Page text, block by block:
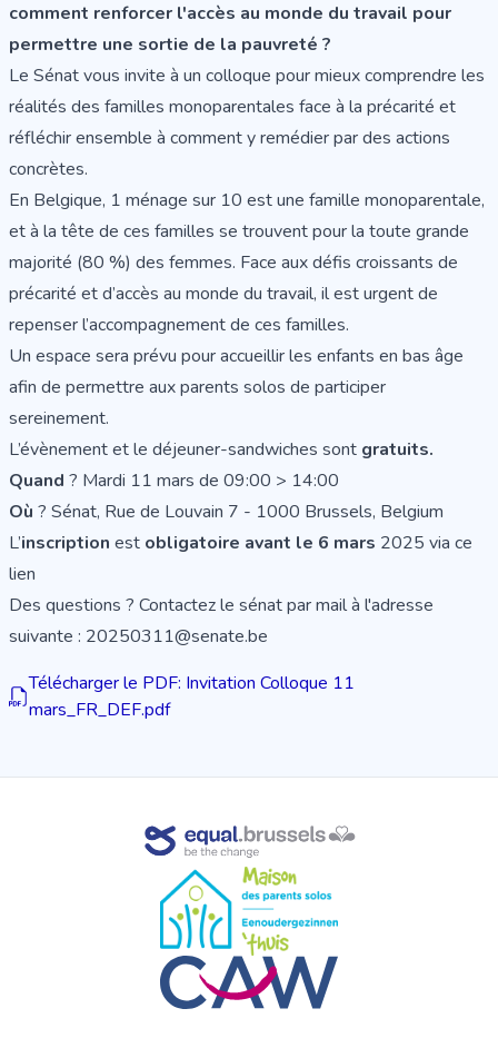
comment renforcer l'accès au monde du travail pour
permettre une sortie de la pauvreté ?
Le Sénat vous invite à un colloque pour mieux comprendre les
réalités des familles monoparentales face à la précarité et
réfléchir ensemble à comment y remédier par des actions
concrètes.
En Belgique, 1 ménage sur 10 est une famille monoparentale,
et à la tête de ces familles se trouvent pour la toute grande
majorité (80 %) des femmes. Face aux défis croissants de
précarité et d’accès au monde du travail, il est urgent de
repenser l’accompagnement de ces familles.
Un espace sera prévu pour accueillir les enfants en bas âge
afin de permettre aux parents solos de participer
sereinement.
L’évènement et le déjeuner-sandwiches sont gratuits.
Quand ? Mardi 11 mars de 09:00 > 14:00
Où ? Sénat, Rue de Louvain 7 - 1000 Brussels, Belgium
L’inscription est obligatoire avant le 6 mars 2025 via ce
lien
Des questions ? Contactez le sénat par mail à l'adresse
suivante : 20250311@senate.be
Télécharger le PDF: Invitation Colloque 11
mars_FR_DEF.pdf